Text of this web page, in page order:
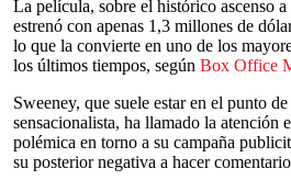
La película, sobre el histórico ascenso
estrenó con apenas 1,3 millones de
lo que la convierte en uno de los
los últimos tiempos, según Box Office
Sweeney, que suele estar en el punto
sensacionalista, ha llamado la atención
polémica en torno a su campaña
su posterior negativa a hacer